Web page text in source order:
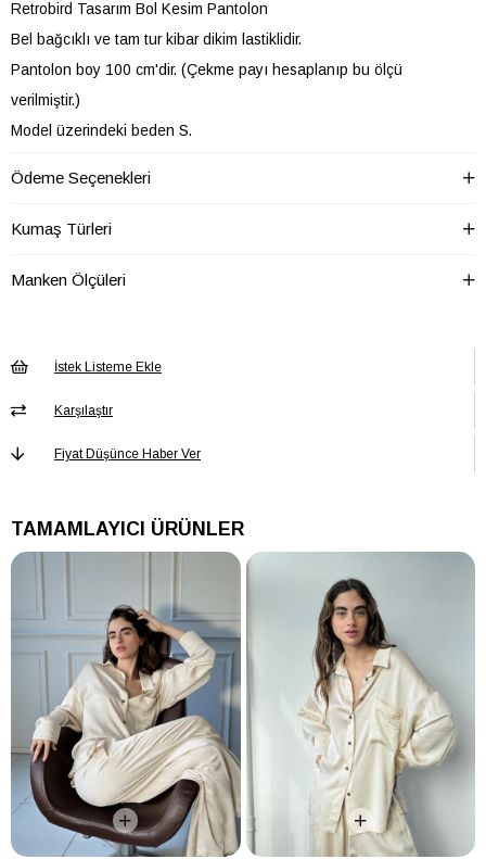
Retrobird Tasarım Bol Kesim Pantolon
Bel bağcıklı ve tam tur kibar dikim lastiklidir.
Pantolon boy 100 cm'dir. (Çekme payı hesaplanıp bu ölçü
verilmiştir.)
Model üzerindeki beden S.
dokuma kumaş. (Mevsimlik ve yazlık kumaş)
Geniş kalıptır. L bedeni 80-100 kg aralığına öneriyoruz.
SOĞUK SUDA YIKAYINIZ
Astar Durumu
Baskı/Nakış
PANTOLON Boy Regular
PANTOLON
Cinsiyet
Kadın / Kız
PANTOLON
Düz
PANTOLON Ek
Özellik
Ek Özellik Mevcut Değil
PANTOLON
Kalınlık
Orta
PANTOLON
Kalıp
Regular
Ödeme Seçenekleri
Kumaş Türleri
Manken Ölçüleri
İstek Listeme Ekle
Karşılaştır
Fiyat Düşünce Haber Ver
TAMAMLAYICI ÜRÜNLER